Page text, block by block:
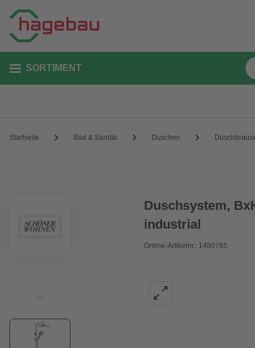
SORTIMENT
Startseite Bad & Sanitär Duschen
Duschsystem,
industrial
Online-Artikelnr.: 1480765